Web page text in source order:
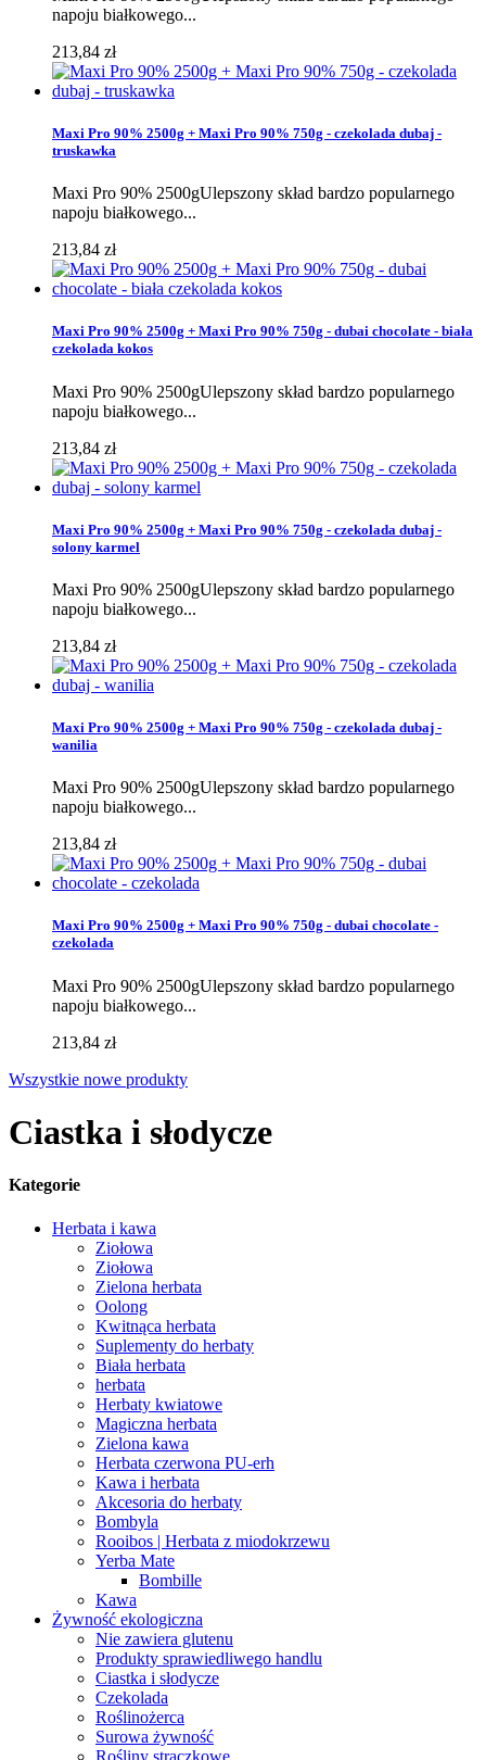
napoju białkowego...
213,84 zł
Maxi Pro 90% 2500g + Maxi Pro 90% 750g - czekolada dubaj -
truskawka
Maxi Pro 90% 2500gUlepszony skład bardzo popularnego
napoju białkowego...
213,84 zł
Maxi Pro 90% 2500g + Maxi Pro 90% 750g - dubai chocolate - biała
czekolada kokos
Maxi Pro 90% 2500gUlepszony skład bardzo popularnego
napoju białkowego...
213,84 zł
Maxi Pro 90% 2500g + Maxi Pro 90% 750g - czekolada dubaj -
solony karmel
Maxi Pro 90% 2500gUlepszony skład bardzo popularnego
napoju białkowego...
213,84 zł
Maxi Pro 90% 2500g + Maxi Pro 90% 750g - czekolada dubaj -
wanilia
Maxi Pro 90% 2500gUlepszony skład bardzo popularnego
napoju białkowego...
213,84 zł
Maxi Pro 90% 2500g + Maxi Pro 90% 750g - dubai chocolate -
czekolada
Maxi Pro 90% 2500gUlepszony skład bardzo popularnego
napoju białkowego...
213,84 zł
Wszystkie nowe produkty
Ciastka i słodycze
Kategorie
Herbata i kawa
Ziołowa
Ziołowa
Zielona herbata
Oolong
Kwitnąca herbata
Suplementy do herbaty
Biała herbata
herbata
Herbaty kwiatowe
Magiczna herbata
Zielona kawa
Herbata czerwona PU-erh
Kawa i herbata
Akcesoria do herbaty
Bombyla
Rooibos | Herbata z miodokrzewu
Yerba Mate
Bombille
Kawa
Żywność ekologiczna
Nie zawiera glutenu
Produkty sprawiedliwego handlu
Ciastka i słodycze
Czekolada
Roślinożerca
Surowa żywność
Rośliny strączkowe